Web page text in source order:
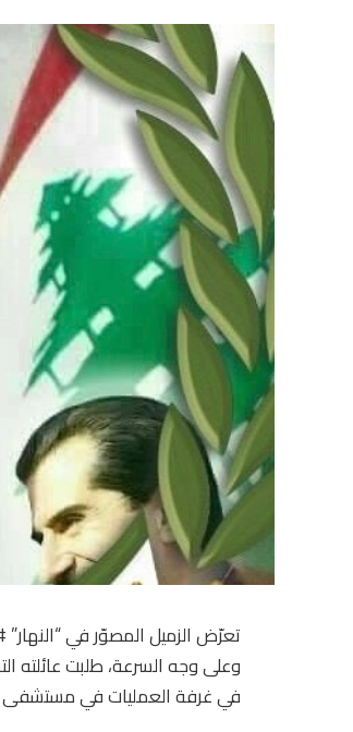
تعرّض الزميل المصوّر في
في غرفة العمليات في مستشفى